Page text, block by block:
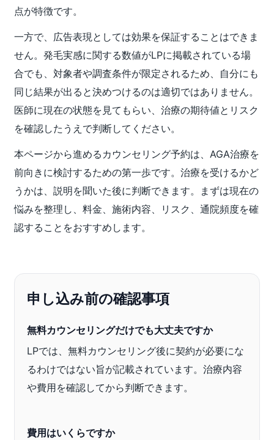
点が特徴です。
一方で、広告表現としては効果を保証することはできま
せん。発毛実感に関する数値がLPに掲載されている場
合でも、対象者や調査条件が限定されるため、自分にも
同じ結果が出ると決めつけるのは適切ではありません。
医師に現在の状態を見てもらい、治療の期待値とリスク
を確認したうえで判断してください。
本ページから進めるカウンセリング予約は、AGA治療を
前向きに検討するための第一歩です。治療を受けるかど
うかは、説明を聞いた後に判断できます。まずは現在の
悩みを整理し、料金、施術内容、リスク、通院頻度を確
認することをおすすめします。
申し込み前の確認事項
無料カウンセリングだけでも大丈夫ですか
LPでは、無料カウンセリング後に契約が必要にな
るわけではない旨が記載されています。治療内容
や費用を確認してから判断できます。
費用はいくらですか